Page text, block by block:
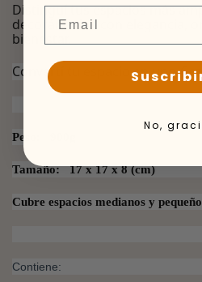
Distinguí tus espacios más
decorándolos con elegancia,
bienestar.
Convertí tu espacio en uno
Peso: 900g
Tamaño: 17 x 17 x 8 (cm)
Cubre espacios medianos y
Contiene:
No,